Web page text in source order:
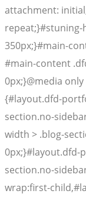
attachment:
repeat;}#stuning-
350px;}#main-
#main-content
0px;}@media
{#layout.dfd-
section.no-
width > .blog-
0px;}#layout.dfd-
section.no-
wrap:first-